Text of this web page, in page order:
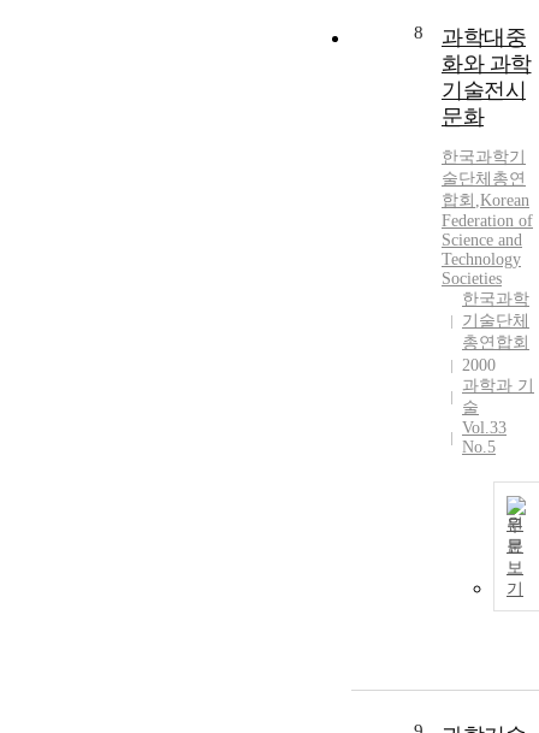
8
과학대중
화와 과학
기술전시
문화
한국과학기
술단체총연
합회 ,Korean
Federation of
Science and
Technology
Societies
한국과학
기술단체
총연합회
2000
과학과 기
술
Vol.33
No.5
원
문
보
기